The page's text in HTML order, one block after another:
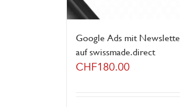
Google Ads mit
auf swissmade.direct
CHF180.00